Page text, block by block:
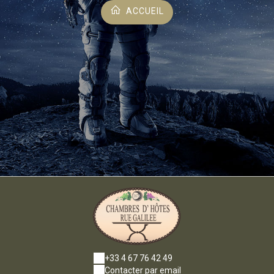
ACCUEIL
+33 4 67 76 42 49
Contacter par email